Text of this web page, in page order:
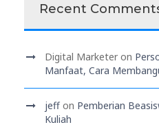
Recent
Digital Marketer on
Manfaat, Cara
jeff on Pemberian
Kuliah